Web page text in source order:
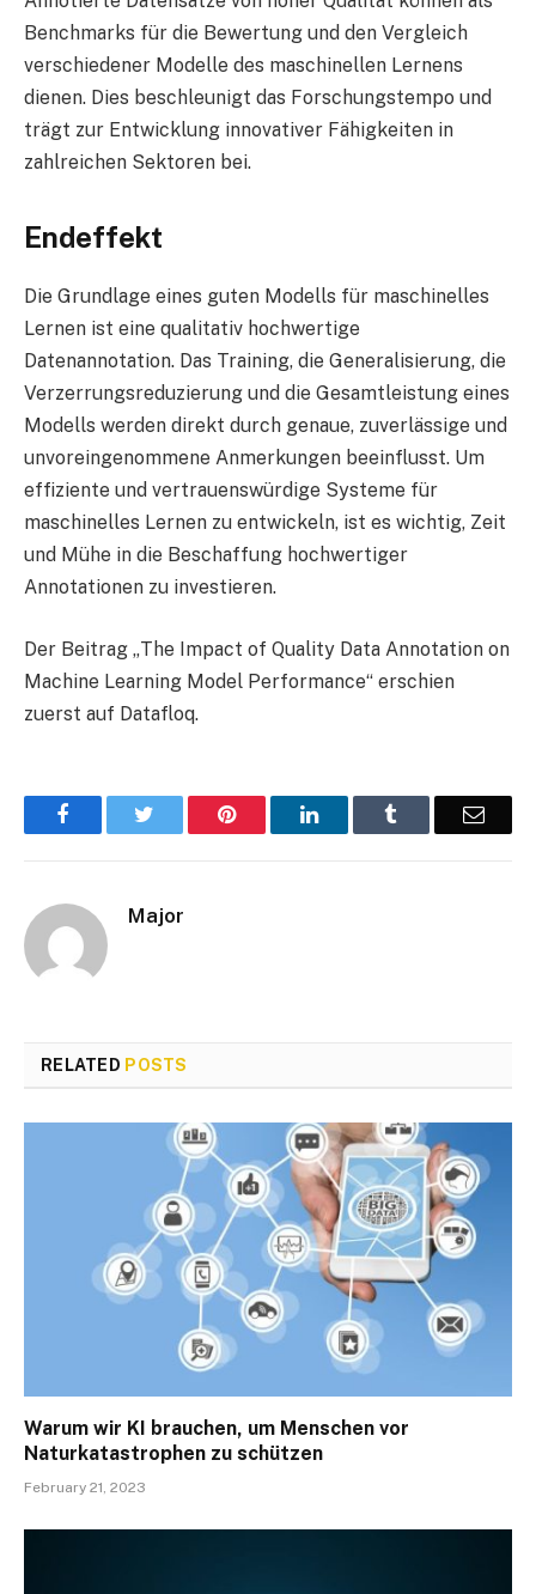
Benchmarks für die Bewertung und den Vergleich
verschiedener Modelle des maschinellen Lernens
dienen. Dies beschleunigt das Forschungstempo und
trägt zur Entwicklung innovativer Fähigkeiten in
zahlreichen Sektoren bei.
Endeffekt
Die Grundlage eines guten Modells für maschinelles
Lernen ist eine qualitativ hochwertige
Datenannotation. Das Training, die Generalisierung, die
Verzerrungsreduzierung und die Gesamtleistung eines
Modells werden direkt durch genaue, zuverlässige und
unvoreingenommene Anmerkungen beeinflusst. Um
effiziente und vertrauenswürdige Systeme für
maschinelles Lernen zu entwickeln, ist es wichtig, Zeit
und Mühe in die Beschaffung hochwertiger
Annotationen zu investieren.
Der Beitrag „The Impact of Quality Data Annotation on
Machine Learning Model Performance“ erschien
zuerst auf Datafloq.
Facebook Pinterest LinkedIn Email
Major
RELATED POSTS
Warum wir KI brauchen, um Menschen vor
Naturkatastrophen zu schützen
February 21, 2023